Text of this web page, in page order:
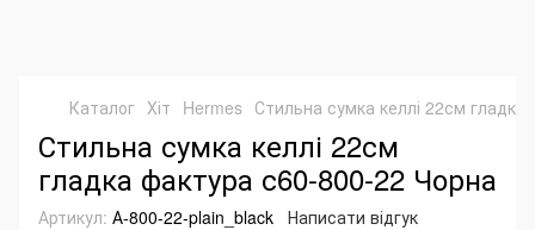
Каталог Хіт Hermes Стильна сумка келлі 22см
Стильна сумка келлі 22см
гладка фактура с60-800-22 Чорна
Артикул: А-800-22-plain_black Написати відгук